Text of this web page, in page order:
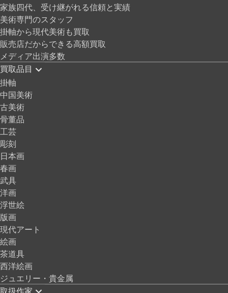
家族四代、受け継がれる信頼と実績
美術専門のスタッフ
掛軸から現代美術も買取
販売店だからできる高額買取
メディア出演多数
買取品目
掛軸
中国美術
古美術
骨董品
工芸
彫刻
日本画
春画
武具
洋画
浮世絵
版画
現代アート
絵画
茶道具
西洋絵画
ジュエリー・貴金属
取扱作家